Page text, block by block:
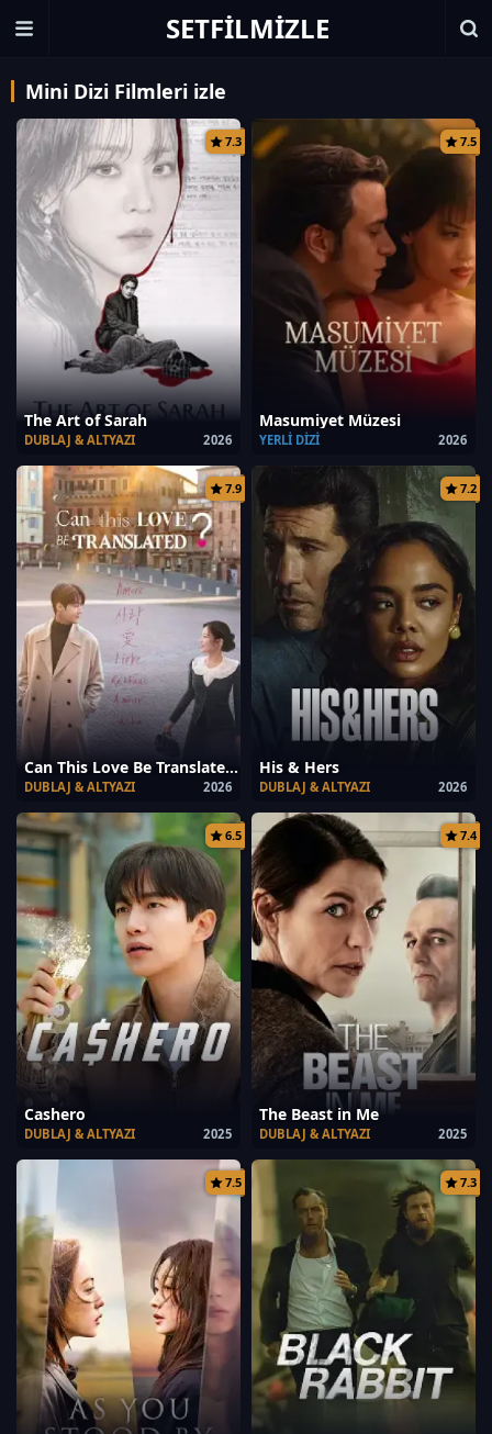
SETFILMIZLE
Mini Dizi Filmleri izle
7.3
The Art of Sarah
2026
DUBLAJ & ALTYAZI
7.5
Masumiyet Müzesi
2026
YERLI DIZI
7.9
Can This Love Be Translated?
2026
DUBLAJ & ALTYAZI
7.2
His & Hers
2026
DUBLAJ & ALTYAZI
6.5
Cashero
2025
DUBLAJ & ALTYAZI
7.4
The Beast in Me
2025
DUBLAJ & ALTYAZI
7.5 7.3